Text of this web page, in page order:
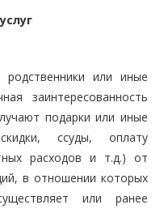
родственники или иные
заинтересованность
подарки или иные
ссуды, оплату
расходов и т.д.) от
в отношении которых
или ранее